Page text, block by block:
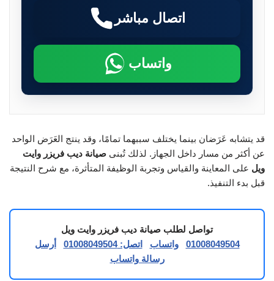
اتصال مباشر
واتساب
قد يتشابه عَرَضان بينما يختلف سببهما تمامًا، وقد ينتج العَرَض الواحد
عن أكثر من مسار داخل الجهاز. لذلك تُبنى صيانة ديب فريزر وايت
ويل على المعاينة والقياس وتجربة الوظيفة المتأثرة، مع شرح النتيجة
قبل بدء التنفيذ.
تواصل لطلب صيانة ديب فريزر وايت ويل
01008049504
واتساب اتصل: 01008049504
أرسل
رسالة واتساب